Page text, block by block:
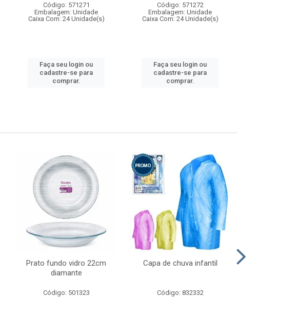
Código: 571271
Embalagem: Unidade
Caixa Com: 24 Unidade(s)
Faça seu login ou
cadastre-se para
comprar.
Código: 571272
Embalagem: Unidade
Caixa Com: 24 Unidade(s)
Faça seu login ou
cadastre-se para
comprar.
Prato fundo vidro 22cm
diamante
Código: 501323
Capa de chuva infantil
Código: 832332